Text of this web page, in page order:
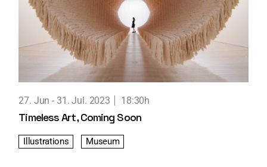
27. Jun 31. Jul. 2023 18:30h
Timeless Art, Coming Soon
Illustrations Museum